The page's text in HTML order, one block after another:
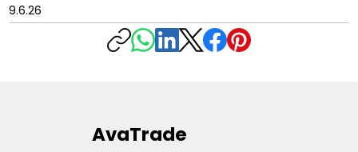
9.6.26
AvaTrade